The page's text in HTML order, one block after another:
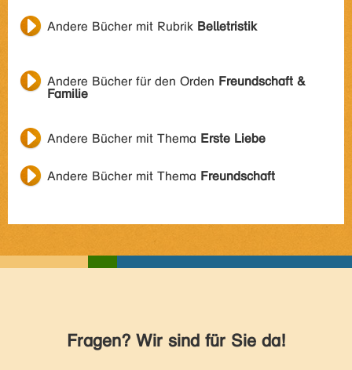
Andere Bücher mit Rubrik Belletristik
Andere Bücher für den Orden Freundschaft &
Familie
Andere Bücher mit Thema Erste Liebe
Andere Bücher mit Thema Freundschaft